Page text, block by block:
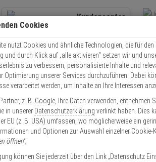
Kundencenter
Kontaktservice nutzen
Mo. - Do.: 8:00 - 16:30 Fr. 8:00 - 14:00 Uhr
Zutritt
SBV-140BW Anschlussbox Weiß
Cookies
nutzt Cookies und ähnliche Technologien, die für
und durch Klick auf „alle aktivieren“ setzen wir und
zu verbessern, personalisierte Inhalte und
Optimierung unserer Services durchzuführen. Dabei
verarbeitet werden, um Inhalte an Ihre Interessen
z. B. Google , Ihre Daten verwenden,
in unserer Datenschutzerklärung verlinkt haben. Dies
EU (z. B. USA) umfassen, wo möglicherweise ein
und Optionen zur Auswahl einzelner Cookie-
öffnen'.
können Sie jederzeit über den Link „Datenschutz